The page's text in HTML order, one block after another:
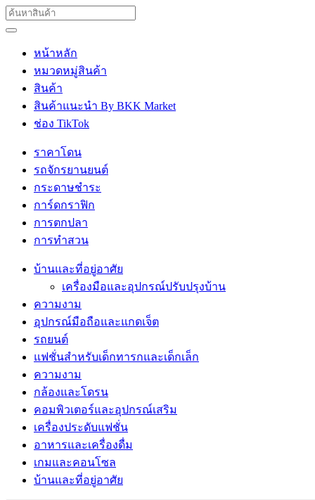
หน้าหลัก
หมวดหมู่สินค้า
สินค้า
สินค้าแนะนำ By BKK Market
ช่อง TikTok
ราคาโดน
รถจักรยานยนต์
กระดาษชำระ
การ์ดกราฟิก
การตกปลา
การทำสวน
บ้านและที่อยู่อาศัย
เครื่องมือและอุปกรณ์ปรับปรุงบ้าน
ความงาม
อุปกรณ์มือถือและแกดเจ็ต
รถยนต์
แฟชั่นสำหรับเด็กทารกและเด็กเล็ก
ความงาม
กล้องและโดรน
คอมพิวเตอร์และอุปกรณ์เสริม
เครื่องประดับแฟชั่น
อาหารและเครื่องดื่ม
เกมและคอนโซล
บ้านและที่อยู่อาศัย